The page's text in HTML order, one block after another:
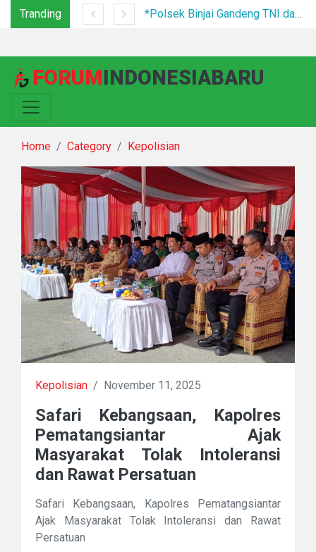
Tranding *Polsek Binjai Gandeng TNI dan Kepala Desa Grebek Sarang Narkoba*
FORUMINDONESIABARU
Home Category Kepolisian
Kepolisian / November 11, 2025
Safari Kebangsaan, Kapolres
Pematangsiantar Ajak
Masyarakat Tolak Intoleransi
dan Rawat Persatuan
Safari Kebangsaan, Kapolres Pematangsiantar
Ajak Masyarakat Tolak Intoleransi dan Rawat
Persatuan